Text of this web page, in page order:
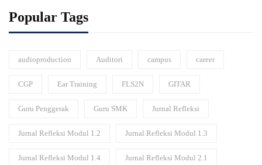
Popular Tags
audioproduction Auditori campus career
CGP Ear Training FLS2N GITAR
Guru Penggerak Guru SMK Jurnal Refleksi
Jurnal Refleksi Modul 1.2 Jurnal Refleksi Modul 1.3
Jurnal Refleksi Modul 1.4 Jurnal Refleksi Modul 2.1